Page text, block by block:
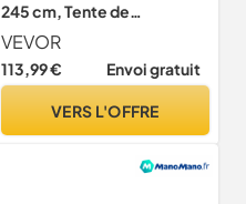
245 cm, Tente de
Rangement avec Double
Porte à Fermeture Éclair
Enroulable, Abri de
Robuste, Garage Extérieur
VEVOR
113,99 € Envoi gratuit
VERS L'OFFRE